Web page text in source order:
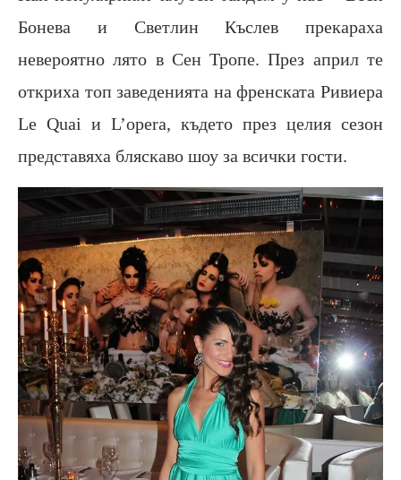
Бонева и Светлин Къслев прекараха
невероятно лято в Сен Тропе. През април те
откриха топ заведенията на френската Ривиера
Le Quai и L’opera, където през целия сезон
представяха бляскаво шоу за всички гости.